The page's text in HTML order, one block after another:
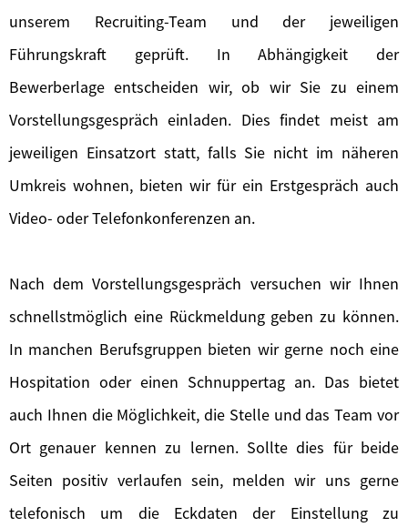
unserem Recruiting-Team und der jeweiligen
Führungskraft geprüft. In Abhängigkeit der
Bewerberlage entscheiden wir, ob wir Sie zu einem
Vorstellungsgespräch einladen. Dies findet meist am
jeweiligen Einsatzort statt, falls Sie nicht im näheren
Umkreis wohnen, bieten wir für ein Erstgespräch auch
Video- oder Telefonkonferenzen an.
Nach dem Vorstellungsgespräch versuchen wir Ihnen
schnellstmöglich eine Rückmeldung geben zu können.
In manchen Berufsgruppen bieten wir gerne noch eine
Hospitation oder einen Schnuppertag an. Das bietet
auch Ihnen die Möglichkeit, die Stelle und das Team vor
Ort genauer kennen zu lernen. Sollte dies für beide
Seiten positiv verlaufen sein, melden wir uns gerne
telefonisch um die Eckdaten der Einstellung zu